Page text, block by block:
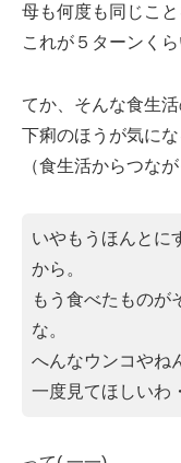
母も何度も同じこと
これが５ターンく
てか、そんな食生
下痢のほうが気にな
（食生活からつな
いやもうほんとに
から。
もう食べたものが
な。
へんなウンコやね
一度見てほしいわ